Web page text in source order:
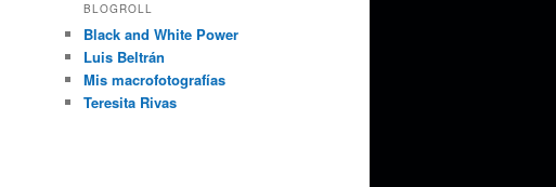
BLOGROLL
Black and White Power
Luis Beltrán
Mis macrofotografías
Teresita Rivas